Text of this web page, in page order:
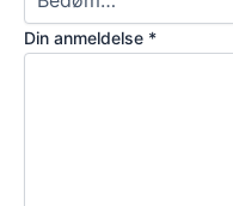
Din anmeldelse *